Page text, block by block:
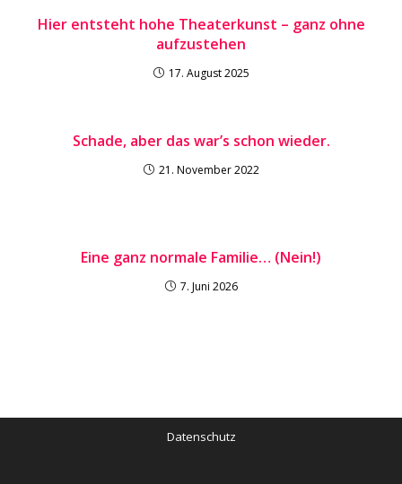
Hier entsteht hohe Theaterkunst – ganz ohne
aufzustehen
17. August 2025
Schade, aber das war’s schon wieder.
21. November 2022
Eine ganz normale Familie… (Nein!)
7. Juni 2026
Datenschutz